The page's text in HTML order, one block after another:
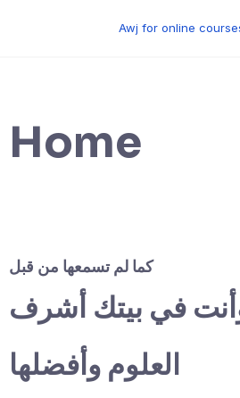
Awj for online
Home
كما لم تسمعها من قبل
في بيتك أشرف
العلوم وأفضلها